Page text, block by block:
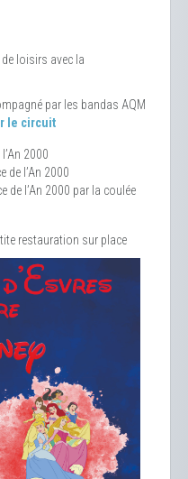
loisirs avec la
par les bandas AQM
le circuit
2000
de l’An 2000
de l’An 2000 par la coulée
restauration sur place